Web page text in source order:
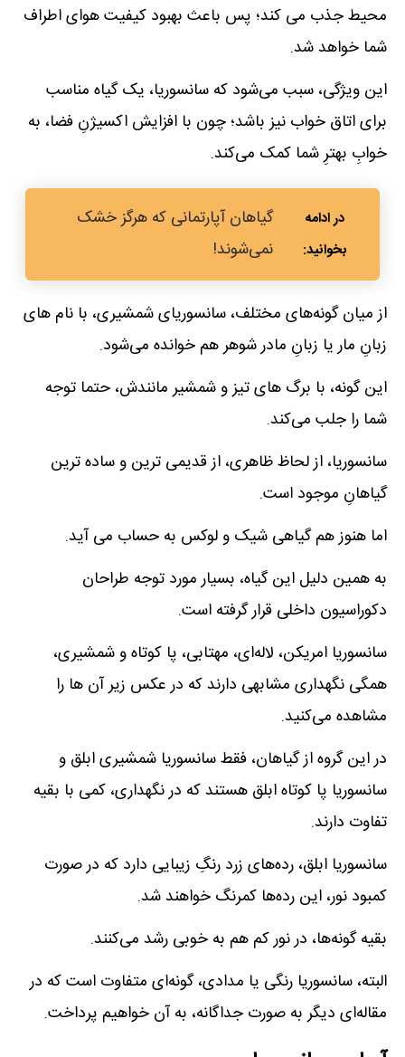
محیط جذب می کند؛ پس باعث بهبود کیفیت هوای اطراف
شما خواهد شد.
این ویژگی، سبب می‌شود که سانسوریا، یک گیاه مناسب
برای اتاق خواب نیز باشد؛ چون با افزایش اکسیژنِ فضا، به
خوابِ بهترِ شما کمک می‌کند.
گیاهان آپارتمانی که هرگز خشک
نمی‌شوند!
از میان گونه‌های مختلف، سانسوریای شمشیری، با نام های
زبانِ مار یا زبانِ مادر شوهر هم خوانده می‌شود.
این گونه، با برگ های تیز و شمشیر مانندش، حتما توجه
شما را جلب می‌کند.
سانسوریا، از لحاظ ظاهری، از قدیمی ترین و ساده ترین
گیاهانِ موجود است.
اما هنوز هم گیاهی شیک و لوکس به حساب می آید.
به همین دلیل این گیاه، بسیار مورد توجه طراحان
دکوراسیون داخلی قرار گرفته است.
سانسوریا امریکن، لاله‌ای، مهتابی، پا کوتاه و شمشیری،
همگی نگهداری مشابهی دارند که در عکس زیر آن ها را
مشاهده می‌کنید.
در این گروه از گیاهان، فقط سانسوریا شمشیری ابلق و
سانسوریا پا کوتاه ابلق هستند که در نگهداری، کمی با بقیه
تفاوت دارند.
سانسوریا ابلق، رده‌های زرد رنگِ زیبایی دارد که در صورت
کمبود نور، این رده‌ها کمرنگ خواهند شد.
بقیه گونه‌ها، در نور کم هم به خوبی رشد می‌کنند.
البته، سانسوریا رنگی یا مدادی، گونه‌ای متفاوت است که در
مقاله‌ای دیگر به صورت جداگانه، به آن خواهیم پرداخت.